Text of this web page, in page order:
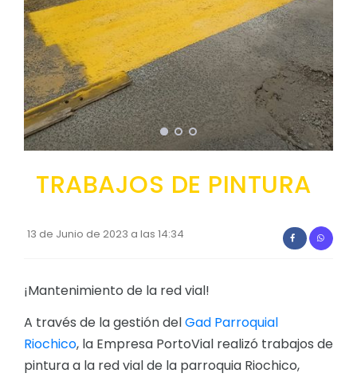
Convocatorias
GESTIÓN ADMINISTRATIVA
Plan de desarrollo y Ordenamiento Territorial -
Plan Anual Contratación - PAC
Plan Operativo Anual - POA
PRESUPUESTO: EJECUCIÓN Y REPORTES
Cédulas presupuestarias y balances
Ejecución Presupuestaria
Obras y proyectos
TRABAJOS DE PINTURA
13 de Junio de 2023 a las 14:34
¡Mantenimiento de la red vial!
A través de la gestión delGad Parroquial
Riochico, la Empresa PortoVial realizó trabajos de
pintura a la red vial de la parroquia Riochico,